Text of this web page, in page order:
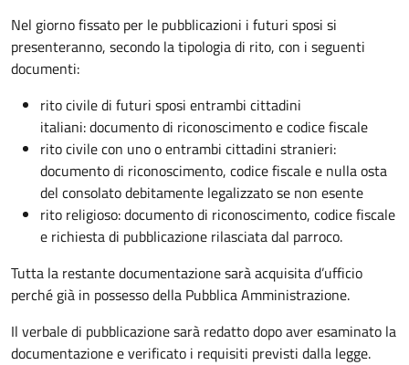
Nel giorno fissato per le pubblicazioni i futuri sposi si
presenteranno, secondo la tipologia di rito, con i seguenti
documenti:
rito civile di futuri sposi entrambi cittadini
italiani: documento di riconoscimento e codice fiscale
rito civile con uno o entrambi cittadini stranieri:
documento di riconoscimento, codice fiscale e nulla osta
del consolato debitamente legalizzato se non esente
rito religioso: documento di riconoscimento, codice fiscale
e richiesta di pubblicazione rilasciata dal parroco.
Tutta la restante documentazione sarà acquisita d’ufficio
perché già in possesso della Pubblica Amministrazione.
Il verbale di pubblicazione sarà redatto dopo aver esaminato la
documentazione e verificato i requisiti previsti dalla legge.